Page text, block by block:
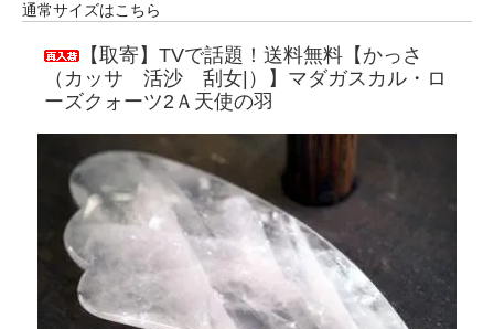
通常サイズはこちら
【取寄】TVで話題！送料無料【かっさ
（カッサ 活沙 刮女|）】マダガスカル・ロ
ーズクォーツ2Ａ天使の羽